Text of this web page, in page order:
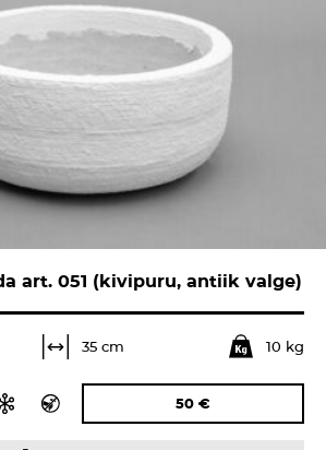
art. 051 (kivipuru, antiik valge)
35 cm 10 kg
50 €